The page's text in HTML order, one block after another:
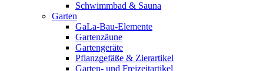
Schwimmbad & Sauna
Garten
GaLa-Bau-Elemente
Gartenzäune
Gartengeräte
Pflanzgefäße & Zierartikel
Garten- und Freizeitartikel